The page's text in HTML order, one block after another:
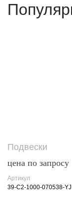
Подвески
цена по запросу
Артикул
39-C2-1000-070538-YJ